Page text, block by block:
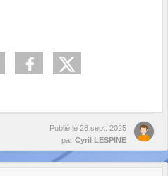
Publié le 28 sept. 2025
par Cyril LESPINE